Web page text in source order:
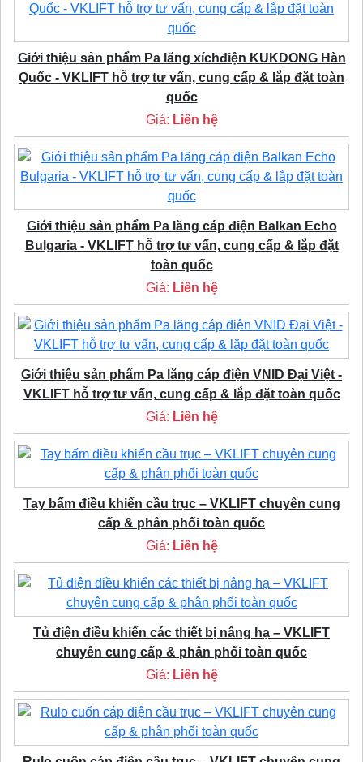
Giới thiệu sản phẩm Pa lăng xíchđiện KUKDONG Hàn
Quốc - VKLIFT hỗ trợ tư vấn, cung cấp & lắp đặt toàn
quốc
Giá: Liên hệ
Giới thiệu sản phẩm Pa lăng cáp điện Balkan Echo
Bulgaria - VKLIFT hỗ trợ tư vấn, cung cấp & lắp đặt
toàn quốc
Giá: Liên hệ
Giới thiệu sản phẩm Pa lăng cáp điện VNID Đại Việt -
VKLIFT hỗ trợ tư vấn, cung cấp & lắp đặt toàn quốc
Giá: Liên hệ
Tay bấm điều khiển cầu trục – VKLIFT chuyên cung
cấp & phân phối toàn quốc
Giá: Liên hệ
Tủ điện điều khiển các thiết bị nâng hạ – VKLIFT
chuyên cung cấp & phân phối toàn quốc
Giá: Liên hệ